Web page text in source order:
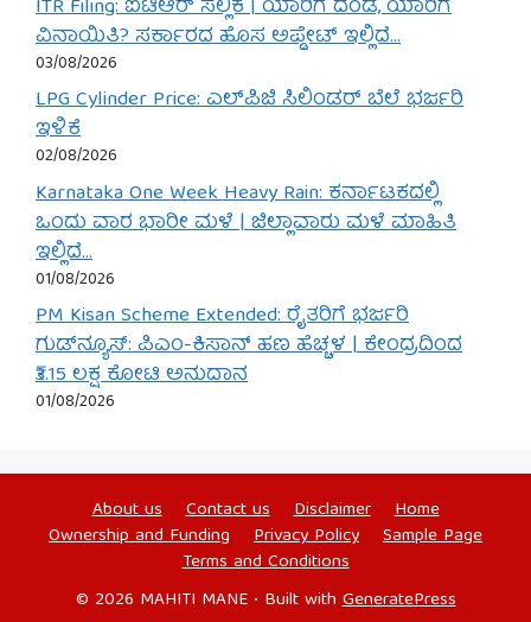
ITR Filing: ಐಟಿಆರ್ ಸಲ್ಲಿಕೆ | ಯಾರಿಗೆ ದಂಡ, ಯಾರಿಗೆ
ವಿನಾಯಿತಿ? ಸರ್ಕಾರದ ಹೊಸ ಅಪ್ಡೇಟ್ ಇಲ್ಲಿದೆ…
03/08/2026
LPG Cylinder Price: ಎಲ್‌ಪಿಜಿ ಸಿಲಿಂಡರ್ ಬೆಲೆ ಭರ್ಜರಿ
ಇಳಿಕೆ
02/08/2026
Karnataka One Week Heavy Rain: ಕರ್ನಾಟಕದಲ್ಲಿ
ಒಂದು ವಾರ ಭಾರೀ ಮಳೆ | ಜಿಲ್ಲಾವಾರು ಮಳೆ ಮಾಹಿತಿ
ಇಲ್ಲಿದೆ…
01/08/2026
PM Kisan Scheme Extended: ರೈತರಿಗೆ ಭರ್ಜರಿ
ಗುಡ್‌ನ್ಯೂಸ್: ಪಿಎಂ-ಕಿಸಾನ್ ಹಣ ಹೆಚ್ಚಳ | ಕೇಂದ್ರದಿಂದ
₹3.15 ಲಕ್ಷ ಕೋಟಿ ಅನುದಾನ
01/08/2026
About us Contact us Disclaimer
Home
Ownership and Funding
Privacy Policy
Sample Page
Terms and Conditions
© 2026 MAHITI MANE• Built withGeneratePress